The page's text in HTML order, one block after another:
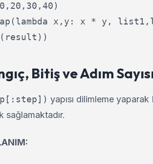
x,y: x * y,
Bitiş ve Adım Sayısı
yapısı dilimleme
sağlamaktadır.